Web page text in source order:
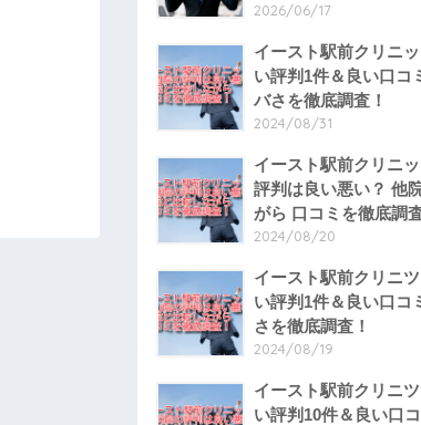
2026/06/17
イースト駅前クリニ
い評判1件＆良い口コ
バさを徹底調査！
2024/08/31
イースト駅前クリニ
評判は良い悪い？ 他
がら 口コミを徹底調
2024/08/20
イースト駅前クリニ
い評判1件＆良い口コ
さを徹底調査！
2024/08/19
イースト駅前クリニ
い評判10件＆良い口